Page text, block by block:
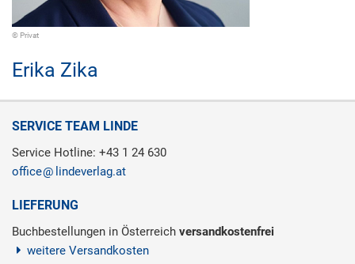
© Privat
Erika Zika
SERVICE TEAM LINDE
Service Hotline: +43 1 24 630
office
lindeverlag.at
LIEFERUNG
Buchbestellungen in Österreich versandkostenfrei
weitere Versandkosten